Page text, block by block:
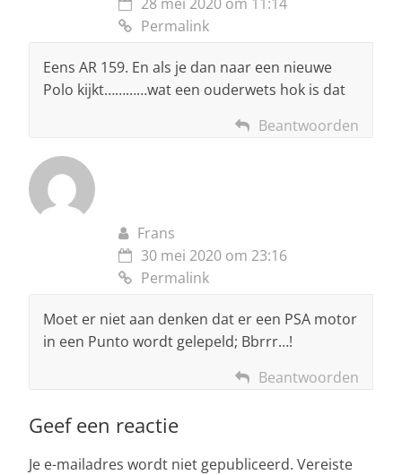
Permalink
Eens AR 159. En als je dan naar een nieuwe
Polo kijkt…………wat een ouderwets hok is dat
Beantwoorden
Frans
30 mei 2020 om 23:16
Permalink
Moet er niet aan denken dat er een PSA motor
in een Punto wordt gelepeld; Bbrrr…!
Beantwoorden
Geef een reactie
Je e-mailadres wordt niet gepubliceerd. Vereiste